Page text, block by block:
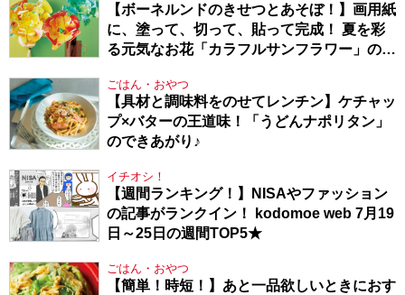
【ボーネルンドのきせつとあそぼ！】画用紙
に、塗って、切って、貼って完成！ 夏を彩
る元気なお花「カラフルサンフラワー」の作
ごはん・おやつ
【具材と調味料をのせてレンチン】ケチャッ
プ×バターの王道味！「うどんナポリタン」
のできあがり♪
イチオシ！
【週間ランキング！】NISAやファッション
の記事がランクイン！ kodomoe web 7月19
日～25日の週間TOP5★
ごはん・おやつ
【簡単！時短！】あと一品欲しいときにおす